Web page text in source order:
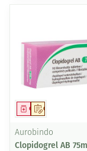
Op voorschrift
Geneesmiddel
Aurobindo
Clopidogrel AB